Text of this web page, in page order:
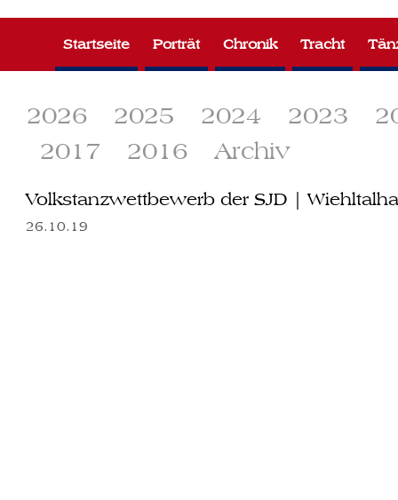
2026 2025 2024 2023
2017
2016 Archiv
Startseite Porträt Chronik Tracht
Volkstanzwettbewerb der SJD |
26.10.19